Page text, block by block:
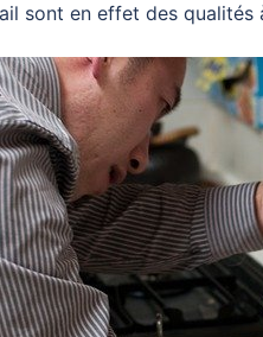
sont en effet des qualités